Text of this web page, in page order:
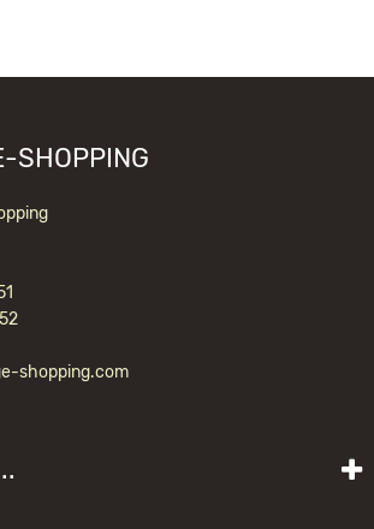
SHOPPING
shopping.com